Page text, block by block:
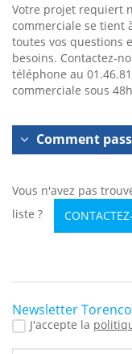
Votre projet requiert
commerciale se tient
toutes vos questions
besoins. Contactez-
téléphone au
commerciale sous
Comment
Vous n'avez pas
liste ?
Newsletter
J'accepte la